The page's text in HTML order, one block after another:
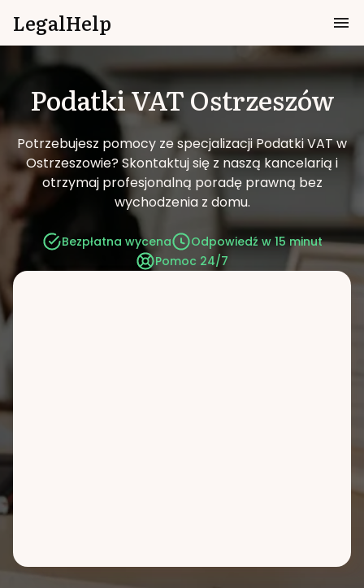
LegalHelp
Podatki VATOstrzeszów
Potrzebujesz pomocy ze specjalizacji Podatki VAT w
Ostrzeszowie?Skontaktuj się z naszą kancelarią i
otrzymaj profesjonalną poradę prawną bez
wychodzenia z domu.
Bezpłatna wycena
Odpowiedź w 15 minut
Pomoc 24/7